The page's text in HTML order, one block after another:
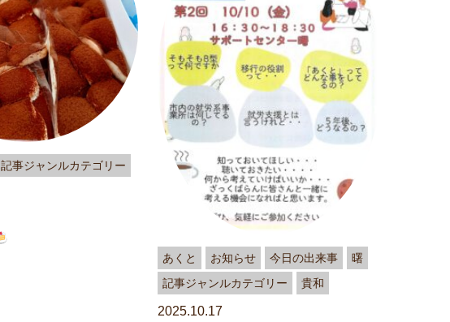
記事ジャンルカテゴリー
あくと お知らせ 今日の出来事
曙
記事ジャンルカテゴリー
貴和
2025.10.17